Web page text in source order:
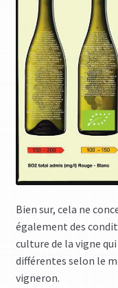
Bien sur, cela ne
également des
culture de la vigne
différentes selon le
vigneron.